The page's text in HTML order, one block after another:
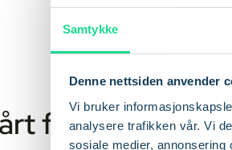
Samtykke
Denne nettsiden anvender
Vi bruker
analysere trafikken vår. Vi
sosiale medier,
fokus